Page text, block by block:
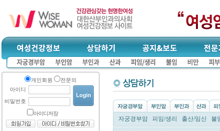
개인회원
전문의
아이디
비밀번호
아이디저장
자궁경부암 피임/생리 출산/임신 불